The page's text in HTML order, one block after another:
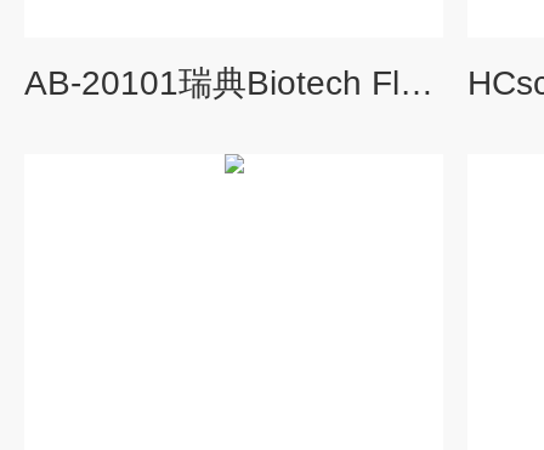
AB-20101瑞典Biotech Fluidics液相色谱检测器